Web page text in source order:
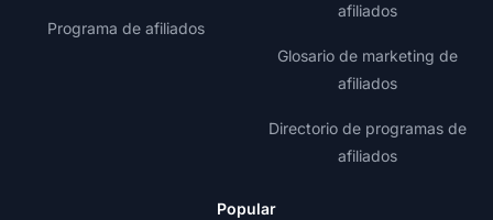
Programa de afiliados
afiliados
Glosario de marketing de
afiliados
Directorio de programas de
afiliados
Popular